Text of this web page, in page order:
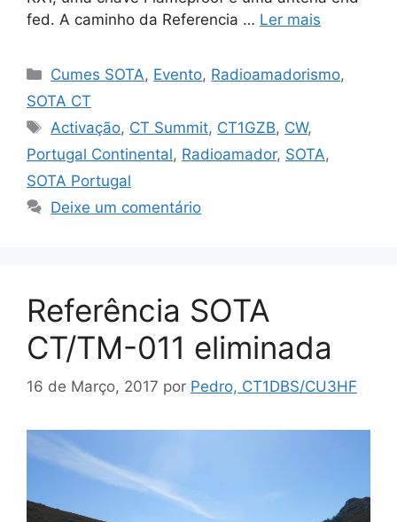
fed. A caminho da Referencia … Ler mais
Categorias
Cumes SOTA, Evento, Radioamadorismo,
SOTA CT
Etiquetas
Activação, CT Summit, CT1GZB, CW,
Portugal Continental, Radioamador, SOTA,
SOTA Portugal
Deixe um comentário
Referência SOTA
CT/TM-011 eliminada
16 de Março, 2017 por Pedro, CT1DBS/CU3HF